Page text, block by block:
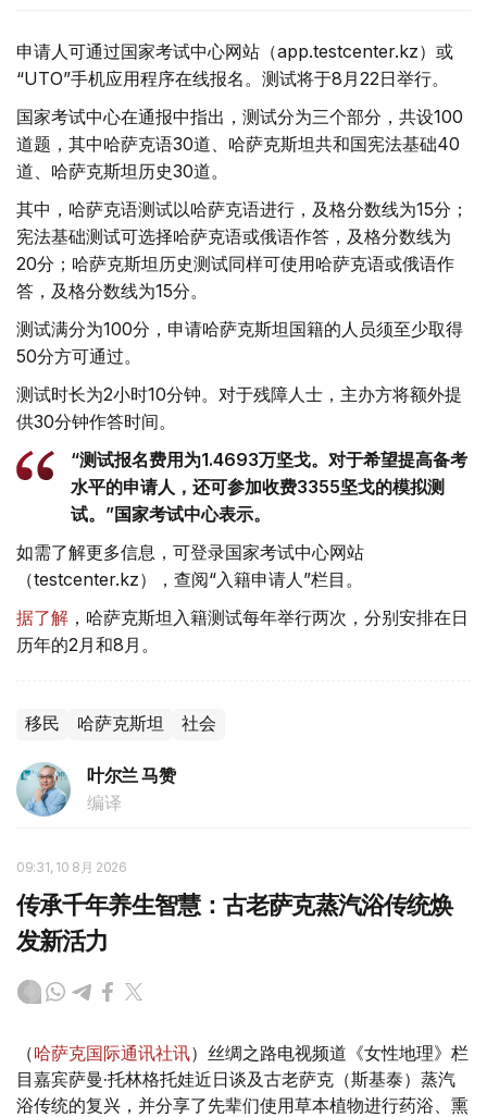
申请人可通过国家考试中心网站（app.testcenter.kz）或
“UTO”手机应用程序在线报名。测试将于8月22日举行。
国家考试中心在通报中指出，测试分为三个部分，共设100
道题，其中哈萨克语30道、哈萨克斯坦共和国宪法基础40
道、哈萨克斯坦历史30道。
其中，哈萨克语测试以哈萨克语进行，及格分数线为15分；
宪法基础测试可选择哈萨克语或俄语作答，及格分数线为
20分；哈萨克斯坦历史测试同样可使用哈萨克语或俄语作
答，及格分数线为15分。
测试满分为100分，申请哈萨克斯坦国籍的人员须至少取得
50分方可通过。
测试时长为2小时10分钟。对于残障人士，主办方将额外提
供30分钟作答时间。
“测试报名费用为1.4693万坚戈。对于希望提高备考
水平的申请人，还可参加收费3355坚戈的模拟测
试。”国家考试中心表示。
如需了解更多信息，可登录国家考试中心网站
（testcenter.kz），查阅“入籍申请人”栏目。
据了解 ，哈萨克斯坦入籍测试每年举行两次，分别安排在日
历年的2月和8月。
移民 哈萨克斯坦 社会
叶尔兰 马赞
编译
09:31, 10 8月 2026
传承千年养生智慧：古老萨克蒸汽浴传统焕
发新活力
（哈萨克国际通讯社讯）丝绸之路电视频道《女性地理》栏
目嘉宾萨曼·托林格托娃近日谈及古老萨克（斯基泰）蒸汽
浴传统的复兴，并分享了先辈们使用草本植物进行药浴、熏